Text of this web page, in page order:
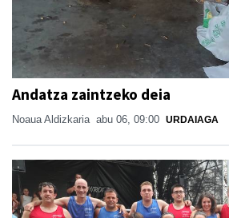
Andatza zaintzeko deia
Noaua Aldizkaria abu 06, 09:00 URDAIAGA